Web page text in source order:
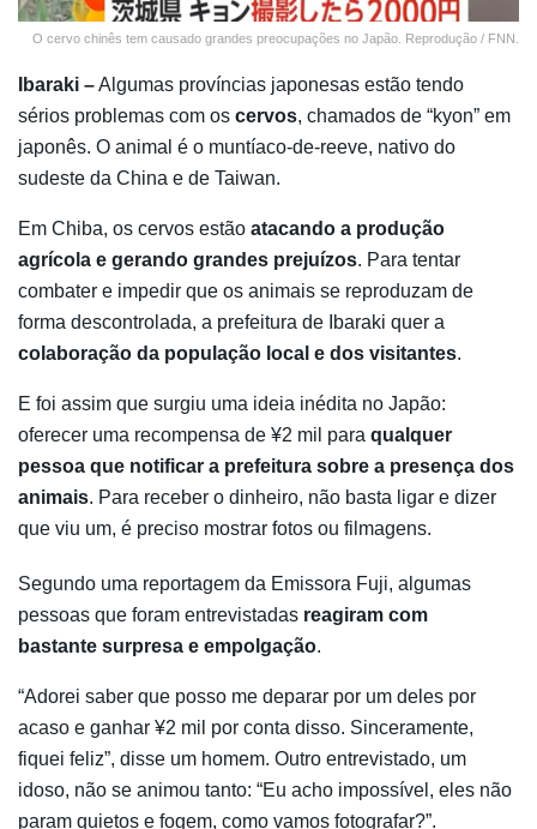
O cervo chinês tem causado grandes preocupações no Japão. Reprodução / FNN.
Ibaraki –Algumas províncias japonesas estão tendo
sérios problemas com os cervos, chamados de “kyon” em
japonês. O animal é o muntíaco-de-reeve, nativo do
sudeste da China e de Taiwan.
Em Chiba, os cervos estão atacando a produção
agrícola e gerando grandes prejuízos. Para tentar
combater e impedir que os animais se reproduzam de
forma descontrolada, a prefeitura de Ibaraki quer a
colaboração da população local e dos visitantes.
E foi assim que surgiu uma ideia inédita no Japão:
oferecer uma recompensa de ¥2 mil para qualquer
pessoa que notificar a prefeitura sobre a presença dos
animais. Para receber o dinheiro, não basta ligar e dizer
que viu um, é preciso mostrar fotos ou filmagens.
Segundo uma reportagem da Emissora Fuji, algumas
pessoas que foram entrevistadas reagiram com
bastante surpresa e empolgação.
“Adorei saber que posso me deparar por um deles por
acaso e ganhar ¥2 mil por conta disso. Sinceramente,
fiquei feliz”, disse um homem. Outro entrevistado, um
idoso, não se animou tanto: “Eu acho impossível, eles não
param quietos e fogem, como vamos fotografar?”.